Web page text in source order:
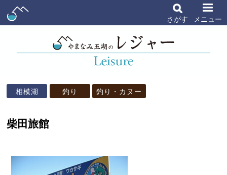
さがす メニュー
相模湖 釣り 釣り・カヌー
柴田旅館